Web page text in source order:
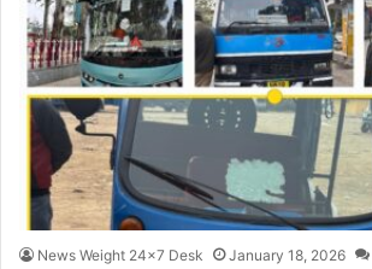
News Weight 24x7 Desk January 18, 2026